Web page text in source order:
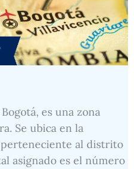
es una zona
Se ubica en la
al distrito
asignado es el número